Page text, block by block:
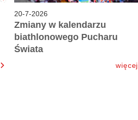
20-7-2026
Zmiany w kalendarzu
biathlonowego Pucharu
Świata
więcej